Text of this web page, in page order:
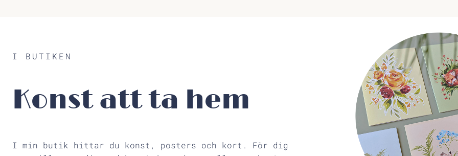
I BUTIKEN
Konst att ta hem
I min butik hittar du konst, posters och kort. För dig